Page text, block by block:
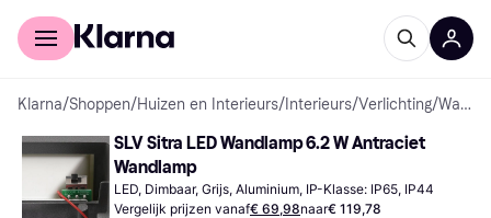
Voor shoppers
Klarna/Shoppen/Huizen en Interieurs/ Interieurs/Verlichting/ Wandlampen
SLV Sitra LED Wandlamp 6.2 W Antraciet
Wandlamp
LED, Dimbaar, Grijs, Aluminium, IP-Klasse: IP65, IP44
Vergelijk prijzen vanaf€ 69,98naar€ 119,78